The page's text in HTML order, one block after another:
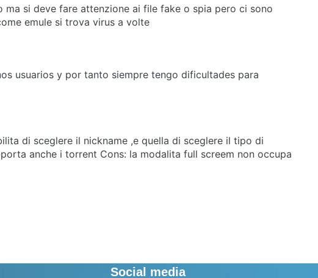
si deve fare attenzione ai file fake o spia pero ci sono
emule si trova virus a volte
usuarios y por tanto siempre tengo dificultades para
di sceglere il nickname ,e quella di sceglere il tipo di
anche i torrent Cons: la modalita full screem non occupa
Social media